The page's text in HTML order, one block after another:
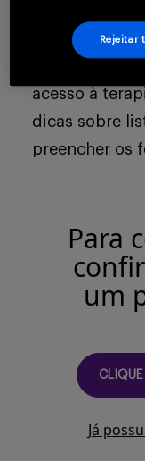
Buscar
Gaucher,
acesso à
dicas sobre
preencher os
Para
um
CLIQUE
Já
Rejeitar